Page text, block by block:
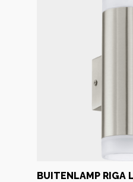
BUITENLAMP RIGA